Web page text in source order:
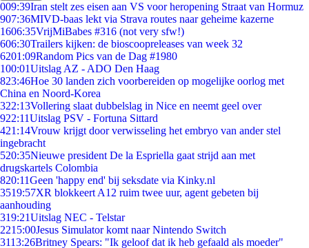
009:39Iran stelt zes eisen aan VS voor heropening Straat van Hormuz
907:36MIVD-baas lekt via Strava routes naar geheime kazerne
1606:35VrijMiBabes #316 (not very sfw!)
606:30Trailers kijken: de bioscoopreleases van week 32
6201:09Random Pics van de Dag #1980
100:01Uitslag AZ - ADO Den Haag
823:46Hoe 30 landen zich voorbereiden op mogelijke oorlog met
China en Noord-Korea
322:13Vollering slaat dubbelslag in Nice en neemt geel over
922:11Uitslag PSV - Fortuna Sittard
421:14Vrouw krijgt door verwisseling het embryo van ander stel
ingebracht
520:35Nieuwe president De la Espriella gaat strijd aan met
drugskartels Colombia
820:11Geen 'happy end' bij seksdate via Kinky.nl
3519:57XR blokkeert A12 ruim twee uur, agent gebeten bij
aanhouding
319:21Uitslag NEC - Telstar
2215:00Jesus Simulator komt naar Nintendo Switch
3113:26Britney Spears: "Ik geloof dat ik heb gefaald als moeder"